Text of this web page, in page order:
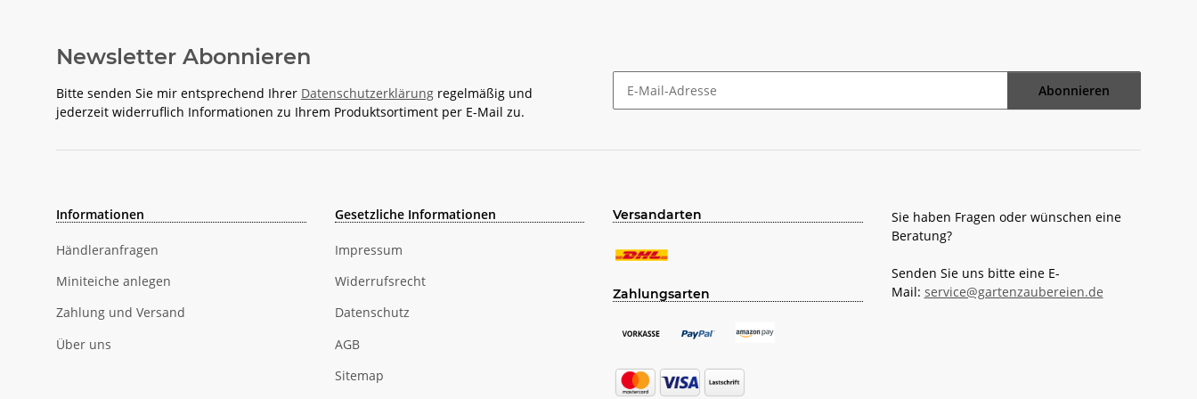
Newsletter Abonnieren
Bitte senden Sie mir entsprechend Ihrer Datenschutzerklärung regelmäßig und
jederzeit widerruflich Informationen zu Ihrem Produktsortiment per E-Mail zu.
Abonnieren
Informationen
Händleranfragen
Miniteiche anlegen
Zahlung und Versand
Über uns
Gesetzliche Informationen
Impressum
Widerrufsrecht
Datenschutz
AGB
Sitemap
Versandarten
Zahlungsarten
Sie haben Fragen oder wünschen eine
Beratung?
Senden Sie uns bitte eine E-
Mail: service@gartenzaubereien.de